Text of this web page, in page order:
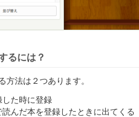
るには？
方法は２つあります。
た時に登録
んだ本を登録したときに出てく